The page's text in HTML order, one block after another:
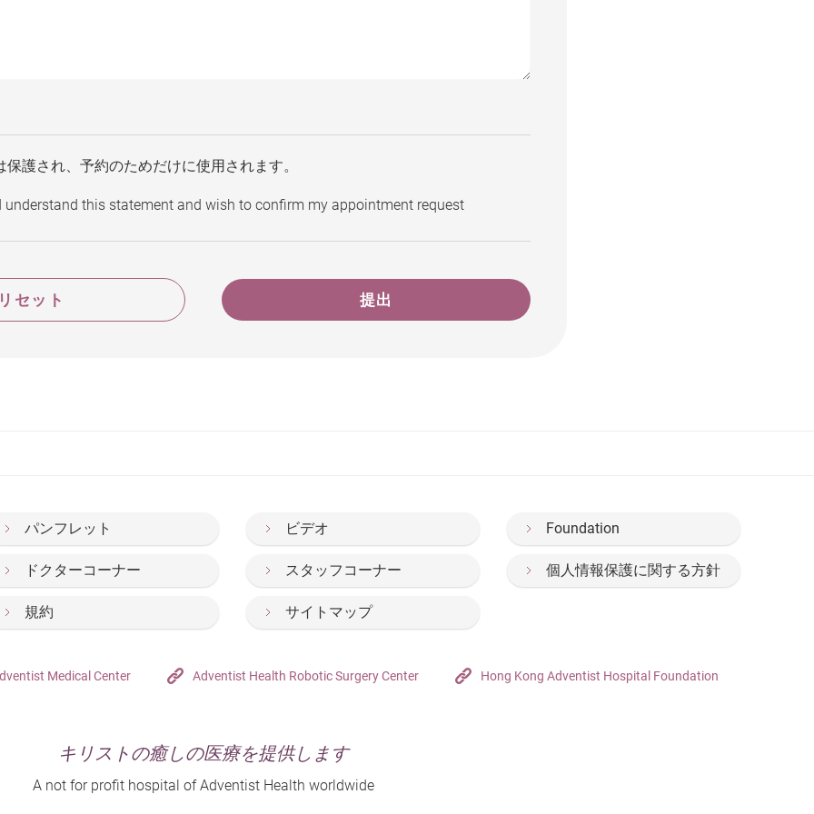
保護され、予約のためだけに使用されます。
understand this statement and wish to confirm my appointment request
提出
リセット
パンフレット ビデオ Foundation
ドクターコーナー スタッフコーナー 個人情報保護に関する方針
規約 サイトマップ
Medical Center Adventist Health Robotic Surgery Center Hong Kong Adventist Hospital Foundation
キリストの癒しの医療を提供します
A not for profit hospital of Adventist Health worldwide